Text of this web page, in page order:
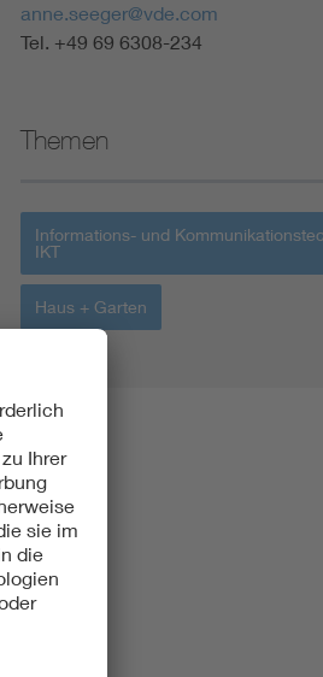
anne.seeger@vde.com
Tel. +49 69 6308-234
Themen
Informations- und
IKT
Haus + Garten